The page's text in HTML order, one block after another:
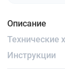
Описание
Технические
Инструкции